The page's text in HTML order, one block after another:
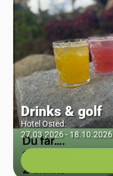
Drinks & golf
Hotel Osted:
27.03.2026 - 18.10.2026